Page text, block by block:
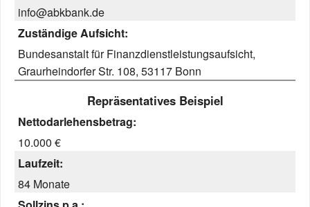
info@abkbank.de
Zuständige Aufsicht:
Bundesanstalt für Finanzdienstleistungsaufsicht,
Graurheindorfer Str. 108, 53117 Bonn
Repräsentatives Beispiel
Nettodarlehensbetrag:
10.000 €
Laufzeit:
84 Monate